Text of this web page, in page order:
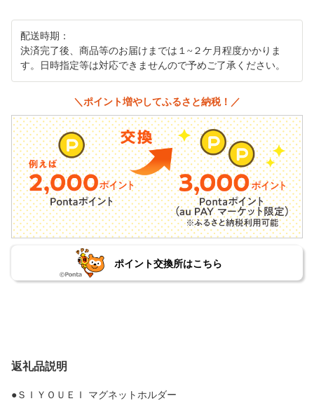
配送時期：
決済完了後、商品等のお届けまでは１~２ケ月程度かかりま
す。日時指定等は対応できませんので予めご了承ください。
＼ポイント増やしてふるさと納税！／
ポイント交換所はこちら
返礼品説明
●ＳＩＹＯＵＥＩ マグネットホルダー